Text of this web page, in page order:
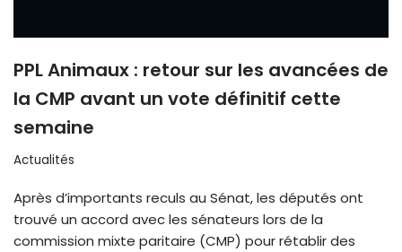
PPL Animaux : retour sur les avancées de
la CMP avant un vote définitif cette
semaine
Actualités
Après d’importants reculs au Sénat, les députés ont
trouvé un accord avec les sénateurs lors de la
commission mixte paritaire (CMP) pour rétablir des